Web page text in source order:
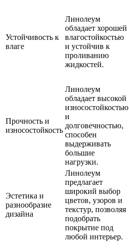
Устойчивость к
влаге
Линолеум
обладает хорошей
влагостойкостью
и устойчив к
проливанию
жидкостей.
Прочность и
износостойкость
Линолеум
обладает высокой
износостойкостью
и
долговечностью,
способен
выдерживать
большие
нагрузки.
Эстетика и
разнообразие
дизайна
Линолеум
предлагает
широкий выбор
цветов, узоров и
текстур, позволяя
подобрать
покрытие под
любой интерьер.